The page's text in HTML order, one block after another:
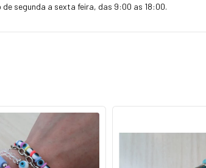
segunda a sexta feira, das 9:00 as 18:00.